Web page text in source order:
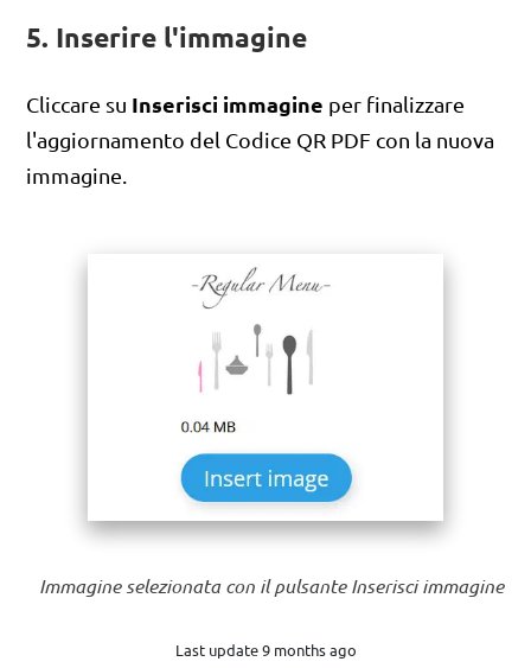
5. Inserire l'immagine
Cliccare su Inserisci immagine per finalizzare
l'aggiornamento del Codice QR PDF con la nuova
immagine.
Immagine selezionata con il pulsante Inserisci immagine
Last update 9 months ago